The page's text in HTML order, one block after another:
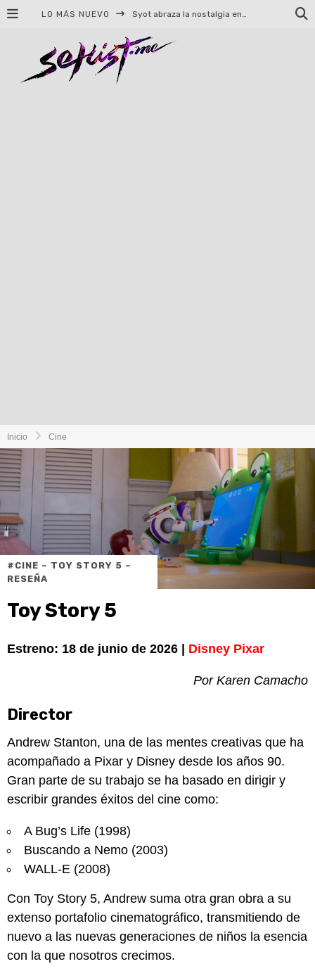
LO MÁS NUEVO Helloween celebrará 40 años de historia con conciertos en Ciudad de México y Guadalajara
Inicio Cine
#CINE – TOY STORY 5 –
RESEÑA
Toy Story 5
Estreno: 18 de junio de 2026 | Disney Pixar
Por Karen Camacho
Director
Andrew Stanton, una de las mentes creativas que ha
acompañado a Pixar y Disney desde los años 90.
Gran parte de su trabajo se ha basado en dirigir y
escribir grandes éxitos del cine como:
A Bug’s Life (1998)
Buscando a Nemo (2003)
WALL-E (2008)
Con Toy Story 5, Andrew suma otra gran obra a su
extenso portafolio cinematográfico, transmitiendo de
nuevo a las nuevas generaciones de niños la esencia
con la que nosotros crecimos.